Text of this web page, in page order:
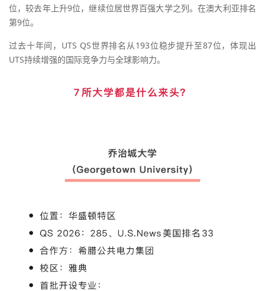
位，较去年上升9位，继续位居世界百强大学之列。在澳大利亚排名
第9位。
过去十年间，UTS QS世界排名从193位稳步提升至87位，体现出
UTS持续增强的国际竞争力与全球影响力。